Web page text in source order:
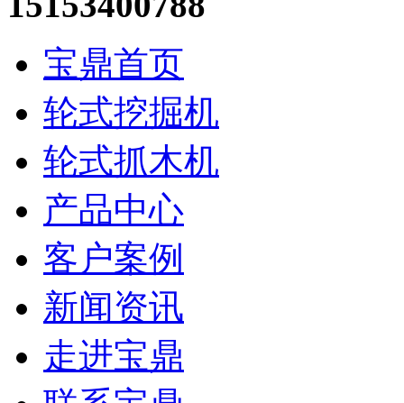
宝鼎首页
轮式挖掘机
轮式抓木机
产品中心
客户案例
新闻资讯
走进宝鼎